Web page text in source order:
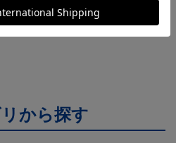
から探す